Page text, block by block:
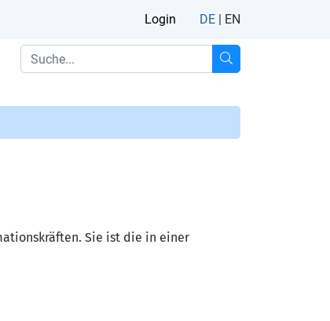
Login DE | EN
Sie ist die in einer